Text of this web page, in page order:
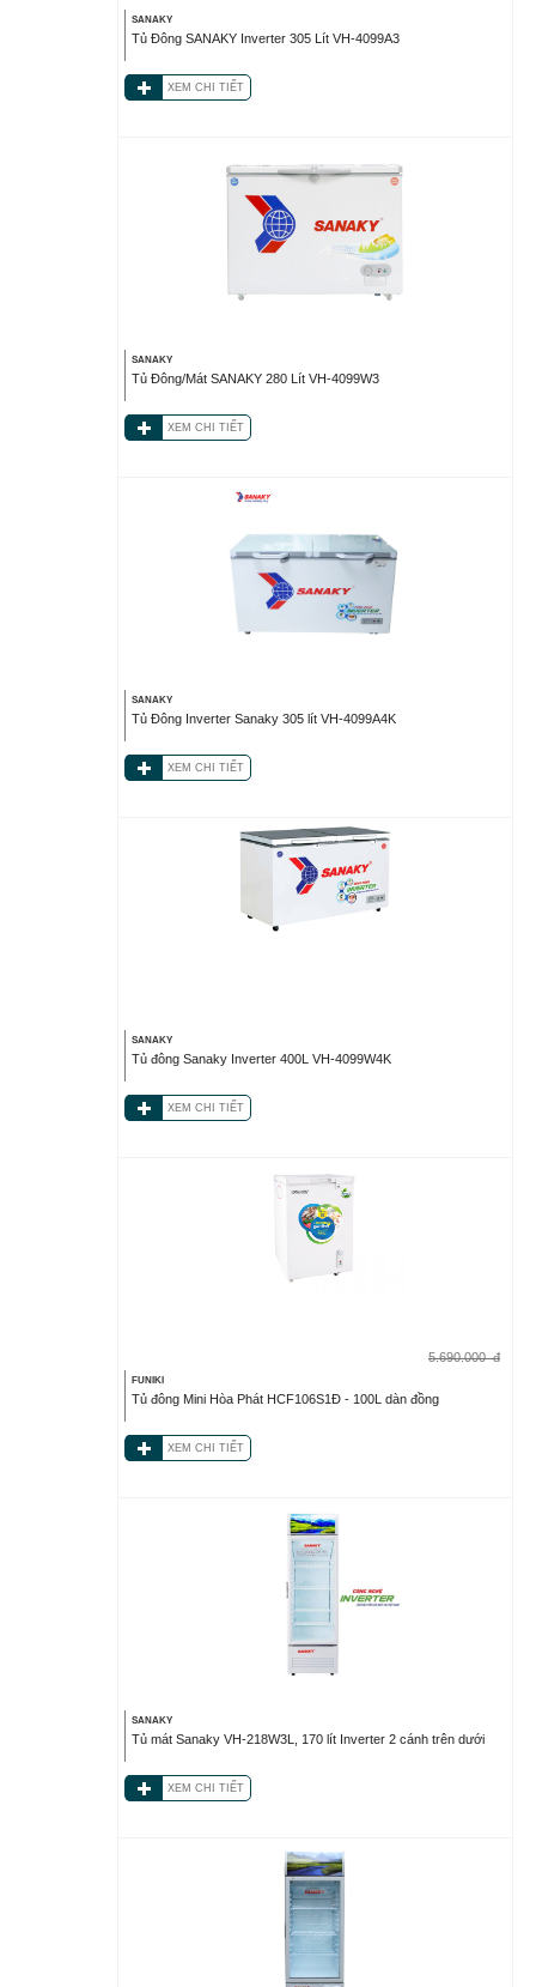
SANAKY
Tủ Đông SANAKY Inverter 305 Lít VH-4099A3
XEM CHI TIẾT
SANAKY
Tủ Đông/Mát SANAKY 280 Lít VH-4099W3
XEM CHI TIẾT
SANAKY
Tủ Đông Inverter Sanaky 305 lít VH-4099A4K
XEM CHI TIẾT
SANAKY
Tủ đông Sanaky Inverter 400L VH-4099W4K
XEM CHI TIẾT
5.690.000 đ
FUNIKI
Tủ đông Mini Hòa Phát HCF106S1Đ - 100L dàn đồng
XEM CHI TIẾT
SANAKY
Tủ mát Sanaky VH-218W3L, 170 lít Inverter 2 cánh trên dưới
XEM CHI TIẾT